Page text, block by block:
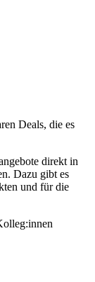
Deals, die es
direkt in
Dazu gibt es
und für die